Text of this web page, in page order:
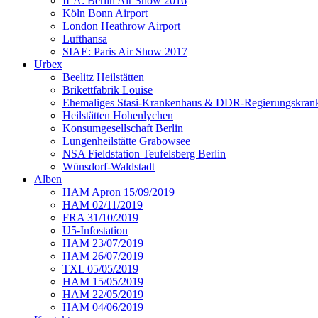
Köln Bonn Airport
London Heathrow Airport
Lufthansa
SIAE: Paris Air Show 2017
Urbex
Beelitz Heilstätten
Brikettfabrik Louise
Ehemaliges Stasi-Krankenhaus & DDR-
Heilstätten Hohenlychen
Konsumgesellschaft Berlin
Lungenheilstätte Grabowsee
NSA Fieldstation Teufelsberg Berlin
Wünsdorf-Waldstadt
Alben
HAM Apron 15/09/2019
HAM 02/11/2019
FRA 31/10/2019
U5-Infostation
HAM 23/07/2019
HAM 26/07/2019
TXL 05/05/2019
HAM 15/05/2019
HAM 22/05/2019
HAM 04/06/2019